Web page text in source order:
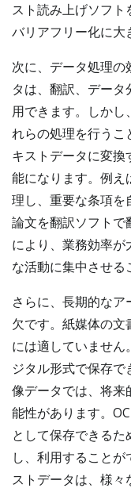
スト読み上げソフ
バリアフリー化に大
次に、データ処理
タは、翻訳、デー
用できます。しかし
れらの処理を行うこ
キストデータに変
能になります。例え
理し、重要な条項を
論文を翻訳ソフトで
により、業務効率
な活動に集中させる
さらに、長期的な
欠です。紙媒体の
には適していません
ジタル形式で保存
像データでは、将来
能性があります。
として保存できる
し、利用することが
ストデータは、様